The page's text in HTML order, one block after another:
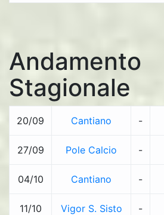
Andamento
Stagionale
20/09 Cantiano -
27/09 Pole Calcio -
04/10 Cantiano -
11/10 Vigor S. Sisto -